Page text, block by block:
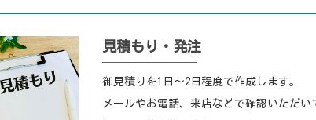
見積もり・発注
御見積りを1日～2日程度で作成します。
メールやお電話、来店などで確認いただ